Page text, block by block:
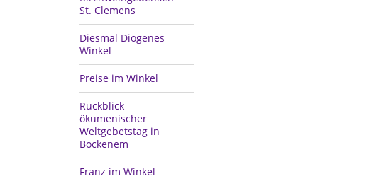
St. Clemens
Diesmal Diogenes
Winkel
Preise im Winkel
Rückblick
ökumenischer
Weltgebetstag in
Bockenem
Franz im Winkel